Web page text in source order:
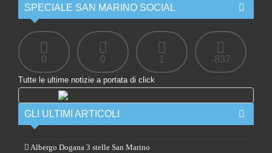
SPECIALE SAN MARINO SOCIAL
0 0 1 -837
Tutte le ultime notizie a portata di click
GLI ULTIMI ARTICOLI
Albergo Dogana 3 stelle San Marino